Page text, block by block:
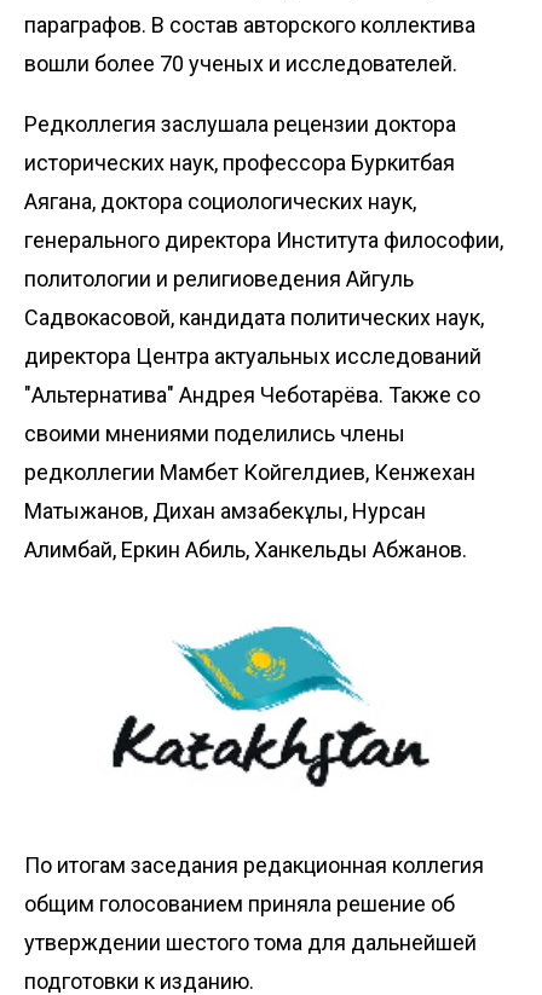
параграфов. В состав авторского коллектива
вошли более 70 ученых и исследователей.
Редколлегия заслушала рецензии доктора
исторических наук, профессора Буркитбая
Аягана, доктора социологических наук,
генерального директора Института философии,
политологии и религиоведения Айгуль
Садвокасовой, кандидата политических наук,
директора Центра актуальных исследований
"Альтернатива" Андрея Чеботарёва. Также со
своими мнениями поделились члены
редколлегии Мамбет Койгелдиев, Кенжехан
Матыжанов, Дихан Қамзабекұлы, Нурсан
Алимбай, Еркин Абиль, Ханкельды Абжанов.
По итогам заседания редакционная коллегия
общим голосованием приняла решение об
утверждении шестого тома для дальнейшей
подготовки к изданию.